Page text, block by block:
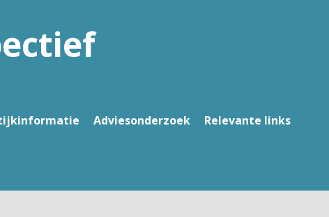
Adviesonderzoek Relevante links